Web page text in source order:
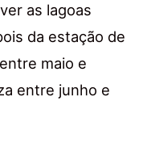
as lagoas
da estação de
maio e
entre junho e